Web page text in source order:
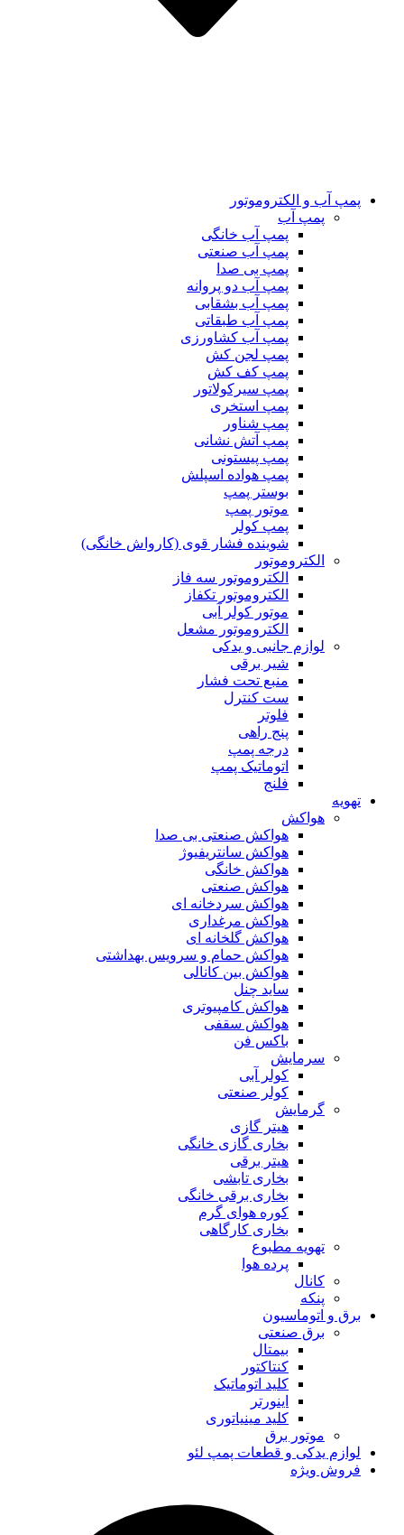
پمپ آب و الکتروموتور
پمپ آب
پمپ آب خانگی
پمپ آب صنعتی
پمپ بی صدا
پمپ آب دو پروانه
پمپ آب بشقابی
پمپ آب طبقاتی
پمپ آب کشاورزی
پمپ لجن کش
پمپ کف کش
پمپ سیرکولاتور
پمپ استخری
پمپ شناور
پمپ آتش نشانی
پمپ پیستونی
پمپ هواده اسپلش
بوستر پمپ
موتور پمپ
پمپ کولر
شوینده فشار قوی (کارواش خانگی)
الکتروموتور
الکتروموتور سه فاز
الکتروموتور تکفاز
موتور کولر آبی
الکتروموتور مشعل
لوازم جانبی و یدکی
شیر برقی
منبع تحت فشار
ست کنترل
فلوتر
پنج راهی
درجه پمپ
اتوماتیک پمپ
فلنج
تهویه
هواکش
هواکش صنعتی بی صدا
هواکش سانتریفیوژ
هواکش خانگی
هواکش صنعتی
هواکش سردخانه ای
هواکش مرغداری
هواکش گلخانه ای
هواکش حمام و سرویس بهداشتی
هواکش بین کانالی
ساید چنل
هواکش کامپیوتری
هواکش سقفی
باکس فن
سرمایش
کولر آبی
کولر صنعتی
گرمایش
هیتر گازی
بخاری گازی خانگی
هیتر برقی
بخاری تابشی
بخاری برقی خانگی
کوره هوای گرم
بخاری کارگاهی
تهویه مطبوع
پرده هوا
کانال
پنکه
برق و اتوماسیون
برق صنعتی
بیمتال
کنتاکتور
کلید اتوماتیک
اینورتر
کلید مینیاتوری
موتور برق
لوازم یدکی و قطعات پمپ لئو
فروش ویژه